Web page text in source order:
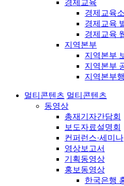
경제교육
경제교육
경제교육
경제교육
지역본부
지역본부
지역본부
지역본부
멀티콘텐츠 멀티콘텐츠
동영상
총재기자간담회
보도자료설명회
컨퍼런스·세미나
영상보고서
기획동영상
홍보동영상
한국은행